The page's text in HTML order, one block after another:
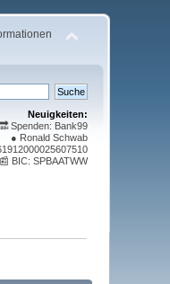
Neuigkeiten:
Spenden: Bank99
● Ronald Schwab
📰 BIC: SPBAATWW